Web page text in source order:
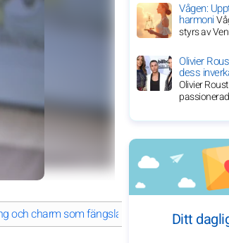
och charm som fängslar världen Zendayas
Vågen:
harmoni
styrs av
Olivier
dess
Olivier
Ditt